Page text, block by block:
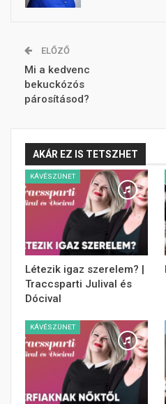
ELŐZŐ
Mi a kedvenc
bekuckózós
párosításod?
AKÁR EZ IS TETSZHET
KÁVÉSZÜNET
Létezik igaz szerelem? |
Traccsparti Julival és
Dócival
KÁVÉSZÜNET